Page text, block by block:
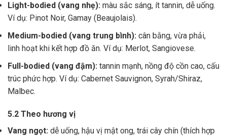
Light-bodied (vang nhẹ): màu sắc sáng, ít tannin, dễ uống.
Ví dụ: Pinot Noir, Gamay (Beaujolais).
Medium-bodied (vang trung bình): cân bằng, vừa phải,
linh hoạt khi kết hợp đồ ăn. Ví dụ: Merlot, Sangiovese.
Full-bodied (vang đậm): tannin mạnh, nồng độ cồn cao, cấu
trúc phức hợp. Ví dụ: Cabernet Sauvignon, Syrah/Shiraz,
Malbec.
5.2 Theo hương vị
Vang ngọt: dễ uống, hậu vị mật ong, trái cây chín (thích hợp